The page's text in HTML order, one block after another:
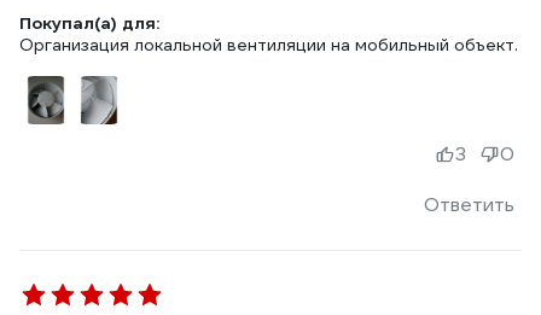
Покупал(а) для:
Организация локальной вентиляции на мобильный объект.
Ответить
3 0